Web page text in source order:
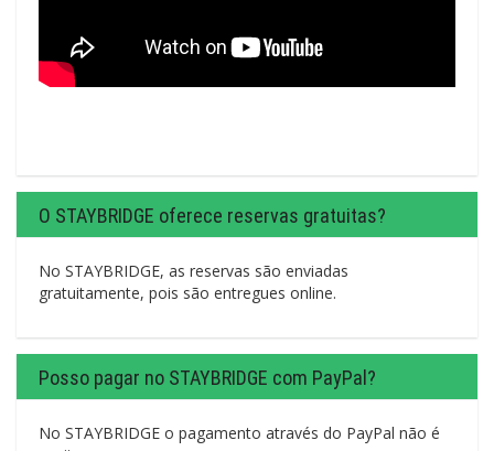
O STAYBRIDGE oferece reservas gratuitas?
No STAYBRIDGE, as reservas são enviadas
gratuitamente, pois são entregues online.
Posso pagar no STAYBRIDGE com PayPal?
No STAYBRIDGE o pagamento através do PayPal não é